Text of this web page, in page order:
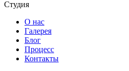
Студия
О нас
Галерея
Блог
Процесс
Контакты